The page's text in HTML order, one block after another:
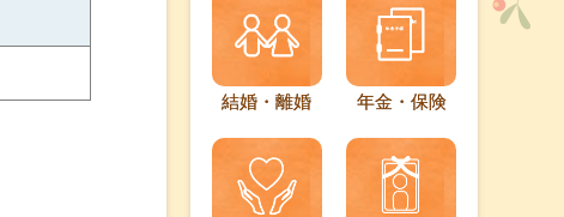
結婚・離婚 年金・保険